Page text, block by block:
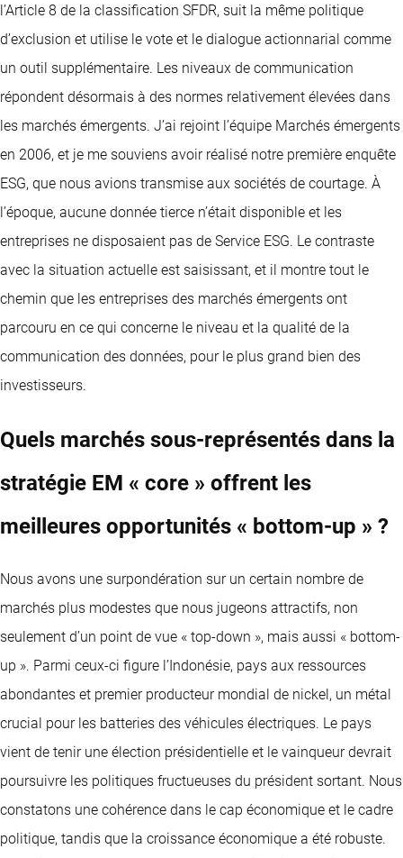
l’Article 8 de la classification SFDR, suit la même politique
d’exclusion et utilise le vote et le dialogue actionnarial comme
un outil supplémentaire. Les niveaux de communication
répondent désormais à des normes relativement élevées dans
les marchés émergents. J’ai rejoint l’équipe Marchés émergents
en 2006, et je me souviens avoir réalisé notre première enquête
ESG, que nous avions transmise aux sociétés de courtage. À
l’époque, aucune donnée tierce n’était disponible et les
entreprises ne disposaient pas de Service ESG. Le contraste
avec la situation actuelle est saisissant, et il montre tout le
chemin que les entreprises des marchés émergents ont
parcouru en ce qui concerne le niveau et la qualité de la
communication des données, pour le plus grand bien des
investisseurs.
Quels marchés sous-représentés dans la
stratégie EM « core » offrent les
meilleures opportunités « bottom-up » ?
Nous avons une surpondération sur un certain nombre de
marchés plus modestes que nous jugeons attractifs, non
seulement d’un point de vue « top-down », mais aussi « bottom-
up ». Parmi ceux-ci figure l’Indonésie, pays aux ressources
abondantes et premier producteur mondial de nickel, un métal
crucial pour les batteries des véhicules électriques. Le pays
vient de tenir une élection présidentielle et le vainqueur devrait
poursuivre les politiques fructueuses du président sortant. Nous
constatons une cohérence dans le cap économique et le cadre
politique, tandis que la croissance économique a été robuste.